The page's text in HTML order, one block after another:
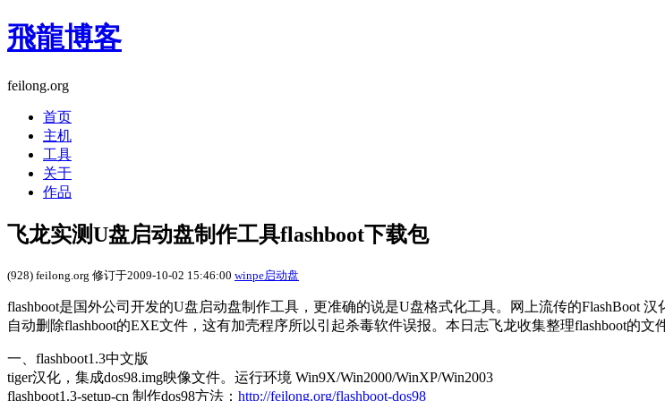
飛龍博客
feilong.org
首页
主机
工具
关于
作品
飞龙实测U盘启动盘制作工具flashboot下载包
(928) feilong.org 修订于2009-10-02 15:46:00 winpe启动盘
flashboot是国外公司开发的U盘启动盘制作工具，更准确的说是U盘格式化工具。网上流传的FlashBoot
自动删除flashboot的EXE文件，这有加壳程序所以引起杀毒软件误报。本日志飞龙收集整理flashboot的文
一、flashboot1.3中文版
tiger汉化，集成dos98.img映像文件。运行环境 Win9X/Win2000/WinXP/Win2003
flashboot1.3-setup-cn 制作dos98方法： http://feilong.org/flashboot-dos98